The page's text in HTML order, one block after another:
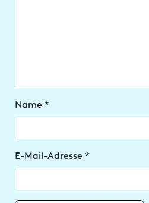
Name *
E-Mail-Adresse *